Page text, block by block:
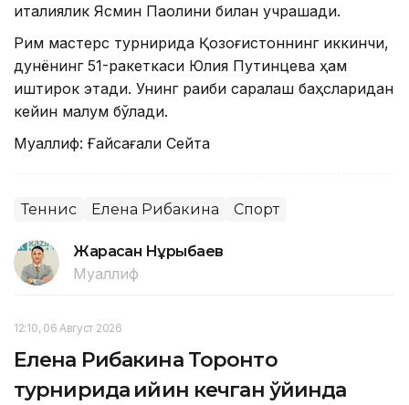
италиялик Ясмин Паолини билан учрашади.
Рим мастерс турнирида Қозоғистоннинг иккинчи,
дунёнинг 51-ракеткаси Юлия Путинцева ҳам
иштирок этади. Унинг рақиби саралаш баҳсларидан
кейин малум бўлади.
Муаллиф: Ғайсағали Сейтақ
Теннис Елена Рибакина Спорт
Жарасқан Нұрыбаев
Муаллиф
12:10, 06 Август 2026
Елена Рибакина Торонто
турнирида қийин кечган ўйинда